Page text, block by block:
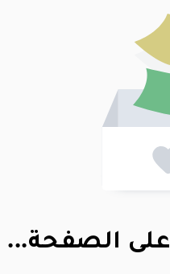
على الصفحة...